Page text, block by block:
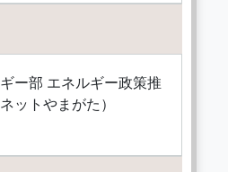
ー部 エネルギー政策推
ットやまがた）